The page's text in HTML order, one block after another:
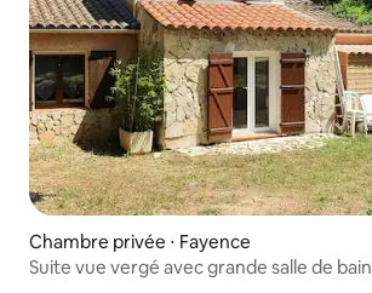
Chambre privée ⋅ Fayence
Suite vue vergé avec grande salle de bain